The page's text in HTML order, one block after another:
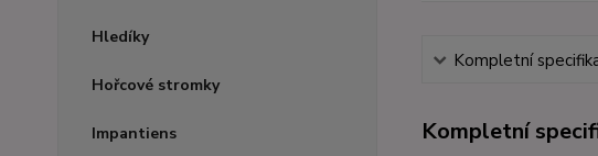
Hledíky
Hořcové stromky
Impantiens
Kompletní
Kompletní